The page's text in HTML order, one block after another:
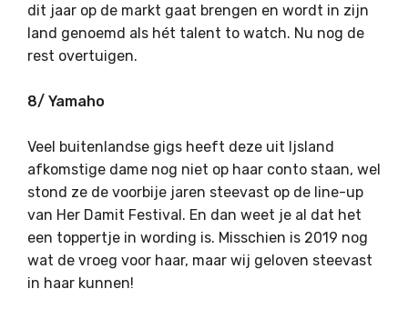
dit jaar op de markt gaat brengen en wordt in zijn
land genoemd als hét talent to watch. Nu nog de
rest overtuigen.
8/ Yamaho
Veel buitenlandse gigs heeft deze uit Ijsland
afkomstige dame nog niet op haar conto staan, wel
stond ze de voorbije jaren steevast op de line-up
van Her Damit Festival. En dan weet je al dat het
een toppertje in wording is. Misschien is 2019 nog
wat de vroeg voor haar, maar wij geloven steevast
in haar kunnen!